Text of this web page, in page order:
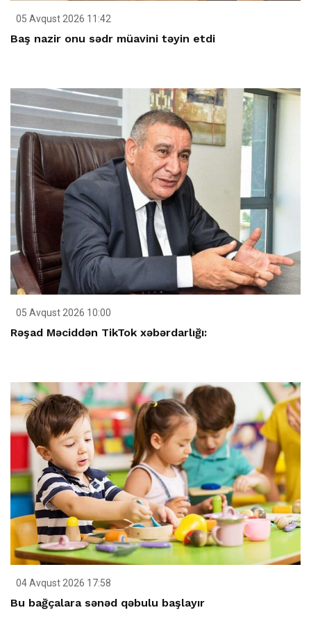
05 Avqust 2026 11:42
Baş nazir onu sədr müavini təyin etdi
05 Avqust 2026 10:00
Rəşad Məciddən TikTok xəbərdarlığı:
04 Avqust 2026 17:58
Bu bağçalara sənəd qəbulu başlayır